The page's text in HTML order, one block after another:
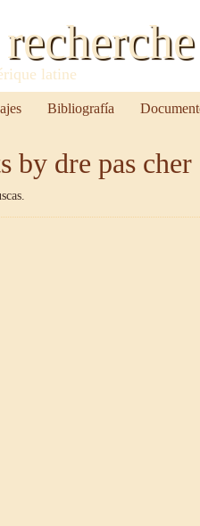
latine
Bibliografía
by dre pas cher